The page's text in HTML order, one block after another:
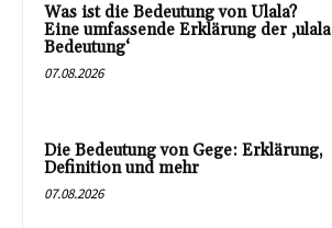
Was ist die Bedeutung von Ulala?
Eine umfassende Erklärung der ‚ulala
Bedeutung‘
07.08.2026
Die Bedeutung von Gege: Erklärung,
Definition und mehr
07.08.2026